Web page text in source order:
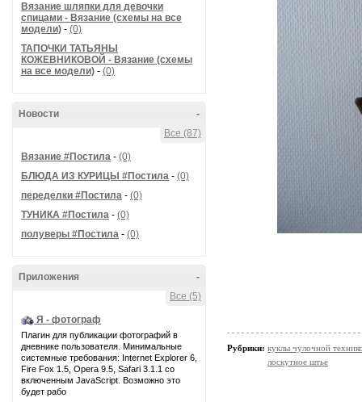
Вязание шляпки для девочки
спицами - Вязание (схемы на все
модели) - (0)
ТАПОЧКИ ТАТЬЯНЫ
КОЖЕВНИКОВОЙ - Вязание (схемы
на все модели) - (0)
-
Новости
Все (87)
Вязание #Постила - (0)
БЛЮДА ИЗ КУРИЦЫ #Постила - (0)
переделки #Постила - (0)
ТУНИКА #Постила - (0)
полуверы #Постила - (0)
-
Приложения
Все (5)
Я - фотограф
Плагин для публикации фотографий в
дневнике пользователя. Минимальные
системные требования: Internet Explorer 6,
Fire Fox 1.5, Opera 9.5, Safari 3.1.1 со
включенным JavaScript. Возможно это
будет рабо
Рубрики: куклы чулочной
лоскутное штье